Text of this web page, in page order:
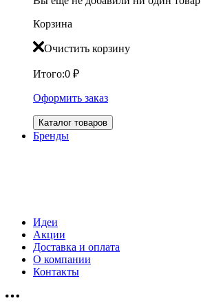
Корзина
Очистить корзину
Итого:0 ₽
Оформить заказ
Каталог товаров
Бренды
Идеи
Акции
Доставка и оплата
О компании
Контакты